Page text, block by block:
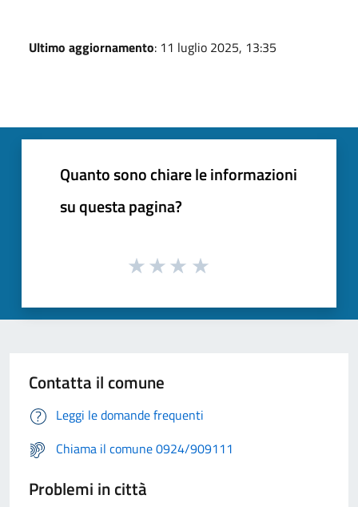
Ultimo aggiornamento: 11 luglio 2025, 13:35
Quanto sono chiare le informazioni
su questa pagina?
Contatta il comune
Leggi le domande frequenti
Chiama il comune 0924/909111
Problemi in città